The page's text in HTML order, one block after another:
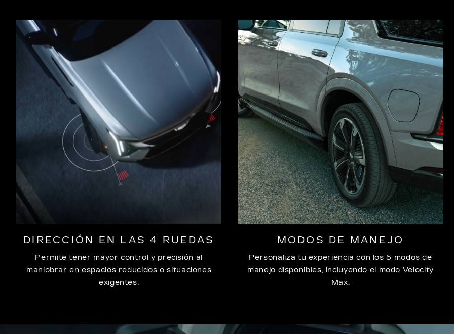
DIRECCIÓN EN LAS 4 RUEDAS
Permite tener mayor control y precisión al
maniobrar en espacios reducidos o situaciones
exigentes.
MODOS DE MANEJO
Personaliza tu experiencia con los 5 modos de
manejo disponibles, incluyendo el modo Velocity
Max.